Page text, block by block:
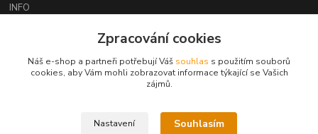
INFO
(Po-Čt 9-18 hod., Pá 9-17 hod.)
obchod@anyphone.cz
Zpracování cookies
Náš e-shop a partneři potřebují Váš souhlas s použitím souborů
cookies, aby Vám mohli zobrazovat informace týkající se Vašich
zájmů.
Nastavení Souhlasím